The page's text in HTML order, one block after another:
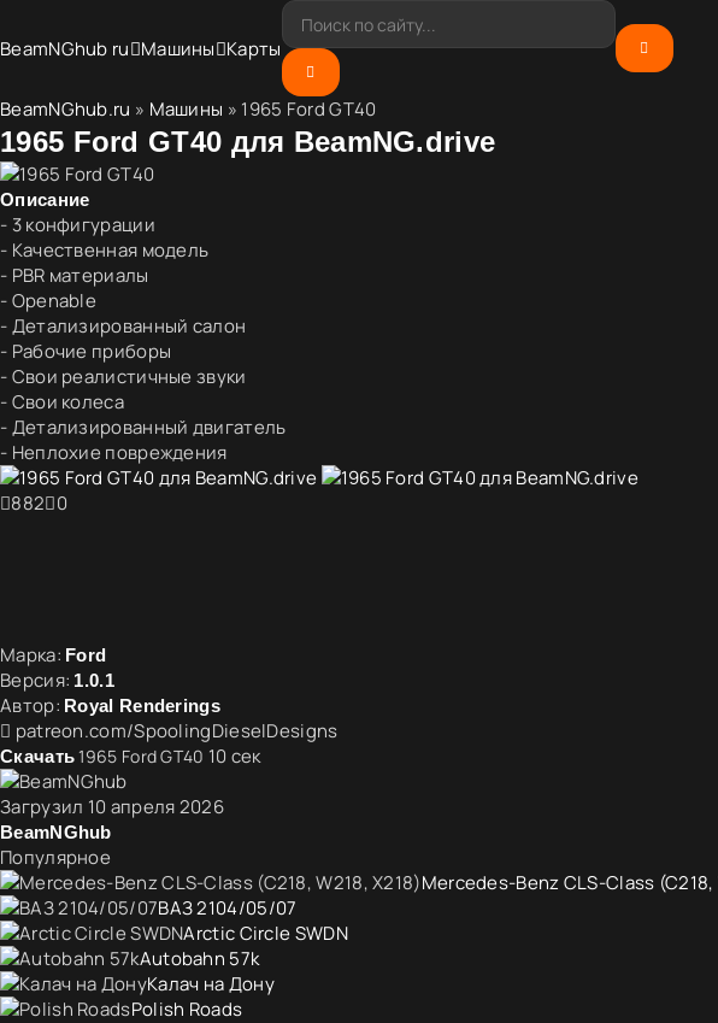
BeamNGhub ru Машины Карты
BeamNGhub.ru » Машины » 1965 Ford GT40
1965 Ford GT40 для BeamNG.drive
Описание
- 3 конфигурации
- Качественная модель
- PBR материалы
- Openable
- Детализированный салон
- Рабочие приборы
- Свои реалистичные звуки
- Свои колеса
- Детализированный двигатель
- Неплохие повреждения
882 0
Марка: Ford
Версия: 1.0.1
Автор: Royal Renderings
patreon.com/SpoolingDieselDesigns
Скачать 1965 Ford GT40 10 сек
Загрузил 10 апреля 2026
BeamNGhub
Популярное
Mercedes-Benz CLS-Class (C218,
ВАЗ 2104/05/07
Arctic Circle SWDN
Autobahn 57k
Калач на Дону
Polish Roads